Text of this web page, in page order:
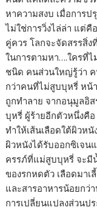
หาความสงบ เมื่อการป
ไม่ใช่การวิ่งไล่ล่า แต่คื
คู่ควร โลกจะจัดสรรสิ่ง
ในการตามหา….ใครที่
ชนิด คนส่วนใหญ่รู้ว่า ค
กว่าคนที่ไม่สูบบุหรี่ หน้
ถูกทำลาย จากอนุมูลอิ
บุหรี่ ผู้ร้ายอีกตัวหนึ่งคื
ทำให้เส้นเลือดใต้ผิวห
ผิวหนังได้รับออกซิเจน
ครรภ์ที่แม่สูบบุหรี่ จะมี
ของรกหดตัว เลือดมาเ
และสารอาหารน้อยกว่
การเปลี่ยนแปลงส่วนป